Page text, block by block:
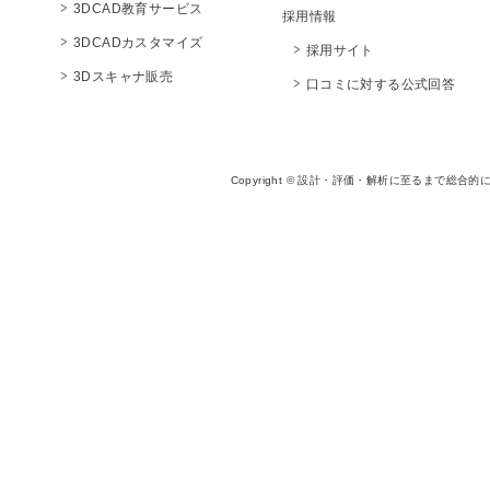
3DCAD教育サービス
3DCADカスタマイズ
3Dスキャナ販売
採用情報
採用サイト
口コミに対する公式回答
Copyright © 設計・評価・解析に至るまで総合的